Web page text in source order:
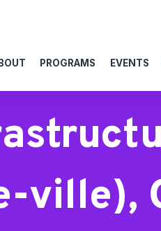
PROGRAMS EVENTS
ville),